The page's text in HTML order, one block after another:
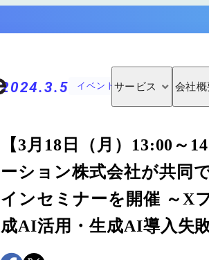
サービス 会社概
2024.3.5 イベント・セミナー
【3月18日（月）13:00～
ーション株式会社が共同
インセミナーを開催 ～X
成AI活用・生成AI導入失